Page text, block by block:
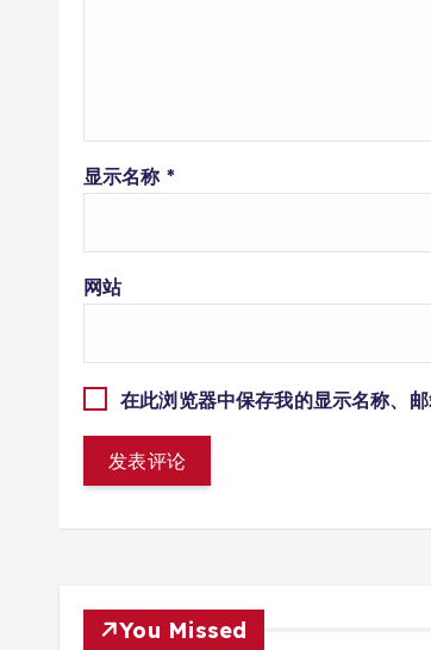
显示名称 *
网站
在此浏览器中保存我的显示名称、
You Missed